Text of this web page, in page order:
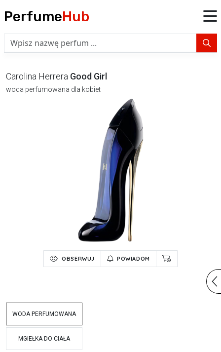
PerfumeHub
Carolina Herrera Good Girl
woda perfumowana dla kobiet
OBSERWUJ POWIADOM
WODA PERFUMOWANA
MGIEŁKA DO CIAŁA